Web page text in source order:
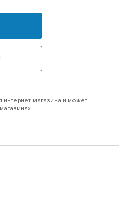
интернет-магазина и может